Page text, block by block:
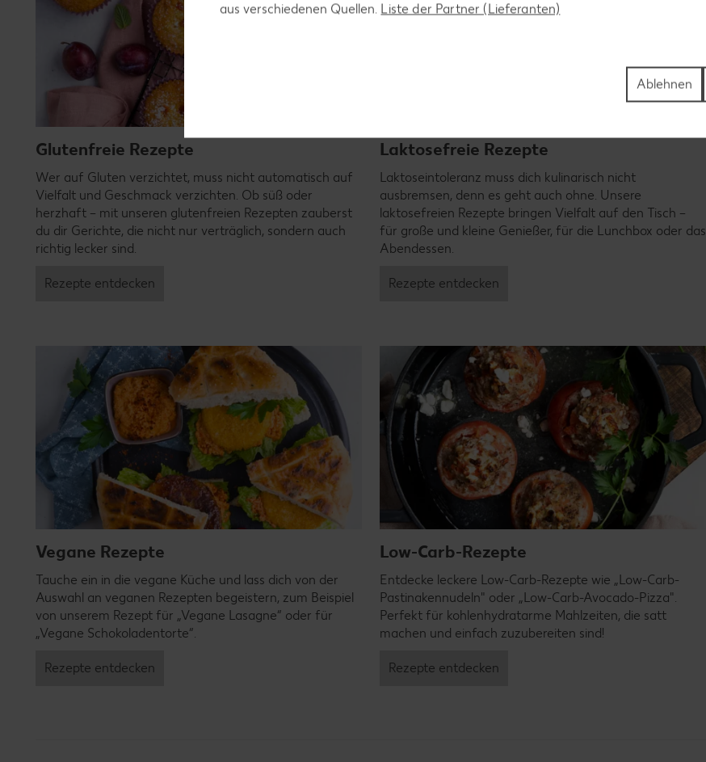
Glutenfreie Rezepte
Wer auf Gluten verzichtet, muss nicht automatisch auf
Vielfalt und Geschmack verzichten. Ob süß oder
herzhaft – mit unseren glutenfreien Rezepten zauberst
du dir Gerichte, die nicht nur verträglich, sondern auch
richtig lecker sind.
Rezepte entdecken
Laktosefreie Rezepte
Laktoseintoleranz muss dich kulinarisch nicht
ausbremsen, denn es geht auch ohne. Unsere
laktosefreien Rezepte bringen Vielfalt auf den Tisch –
für große und kleine Genießer, für die Lunchbox oder das
Abendessen.
Rezepte entdecken
Vegane Rezepte
Tauche ein in die vegane Küche und lass dich von der
Auswahl an veganen Rezepten begeistern, zum Beispiel
von unserem Rezept für „Vegane Lasagne“ oder für
„Vegane Schokoladentorte“.
Rezepte entdecken
Low-Carb-Rezepte
Entdecke leckere Low-Carb-Rezepte wie „Low-Carb-
Pastinakennudeln" oder „Low-Carb-Avocado-Pizza".
Perfekt für kohlenhydratarme Mahlzeiten, die satt
machen und einfach zuzubereiten sind!
Rezepte entdecken
aus verschiedenen Quellen. Liste der Partner (Lieferanten)
Ablehnen